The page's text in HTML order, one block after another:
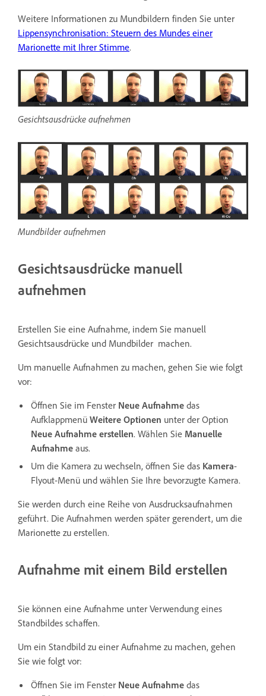
Weitere Informationen zu Mundbildern finden Sie unter
Lippensynchronisation: Steuern des Mundes einer
Marionette mit Ihrer Stimme.
Gesichtsausdrücke aufnehmen
Mundbilder aufnehmen
Gesichtsausdrücke manuell
aufnehmen
Erstellen Sie eine Aufnahme, indem Sie manuell
Gesichtsausdrücke und Mundbilder machen.
Um manuelle Aufnahmen zu machen, gehen Sie wie folgt
vor:
Öffnen Sie im Fenster Neue Aufnahme das
Aufklappmenü Weitere Optionen unter der Option
Neue Aufnahme erstellen. Wählen Sie Manuelle
Aufnahme aus.
Um die Kamera zu wechseln, öffnen Sie das Kamera-
Flyout-Menü und wählen Sie Ihre bevorzugte Kamera.
Sie werden durch eine Reihe von Ausdrucksaufnahmen
geführt. Die Aufnahmen werden später gerendert, um die
Marionette zu erstellen.
Aufnahme mit einem Bild erstellen
Sie können eine Aufnahme unter Verwendung eines
Standbildes schaffen.
Um ein Standbild zu einer Aufnahme zu machen, gehen
Sie wie folgt vor:
Öffnen Sie im Fenster Neue Aufnahme das